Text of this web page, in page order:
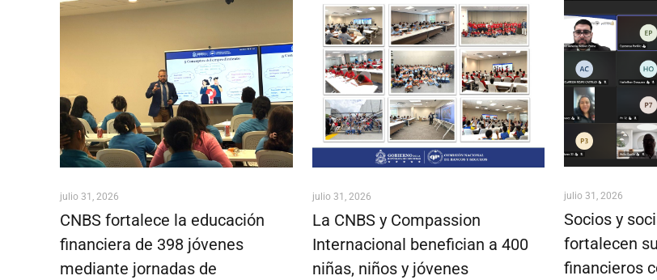
julio 31, 2026
CNBS fortalece la educación
financiera de 398 jóvenes
mediante jornadas de
julio 31, 2026
La CNBS y Compassion
Internacional benefician a 400
niñas, niños y jóvenes
julio 31, 2026
Socios y
fortalecen
financieros